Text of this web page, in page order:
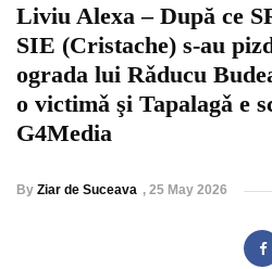
Liviu Alexa – După ce
SIE (Cristache) s-au
ograda lui Rǎducu
o victimǎ şi Tapalagǎ e
G4Media
By Ziar de Suceava , 25 May 2026